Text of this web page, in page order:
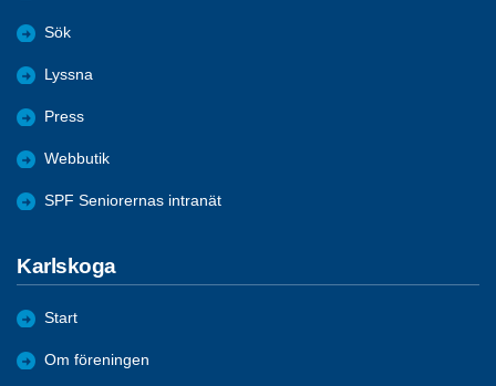
Sök
Lyssna
Press
Webbutik
SPF Seniorernas intranät
Karlskoga
Start
Om föreningen